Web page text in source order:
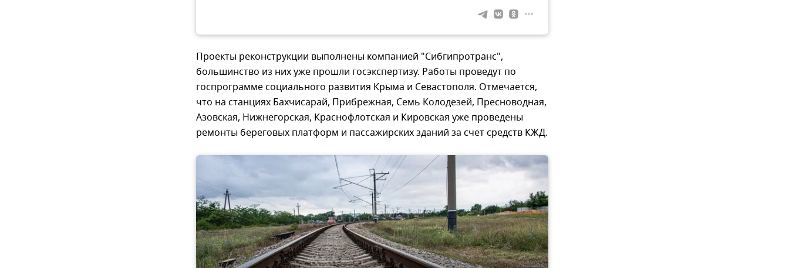
Проекты реконструкции выполнены компанией "Сибгипротранс",
большинство из них уже прошли госэкспертизу. Работы проведут по
госпрограмме социального развития Крыма и Севастополя. Отмечается,
что на станциях Бахчисарай, Прибрежная, Семь Колодезей, Пресноводная,
Азовская, Нижнегорская, Краснофлотская и Кировская уже проведены
ремонты береговых платформ и пассажирских зданий за счет средств КЖД.